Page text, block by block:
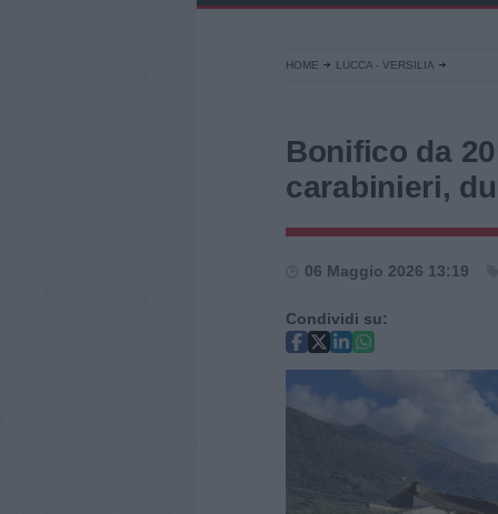
HOME LUCCA - VERSILIA
Bonifico da
carabinieri,
06 Maggio 2026 13:19
Condividi su: